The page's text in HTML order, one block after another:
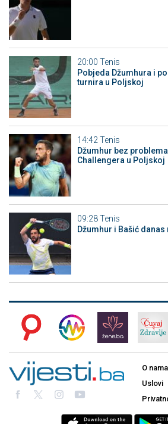
20:00 Tenis
Pobjeda Džumhura i
turnira u Poljskoj
14:42 Tenis
Džumhur bez
Challengera u Poljskoj
09:28Tenis
Džumhur i Bašić
O nama
Uslovi